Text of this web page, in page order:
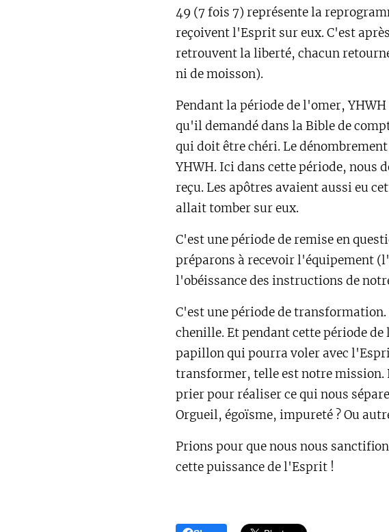
49 (7 fois 7) représente la
reçoivent l'Esprit sur eux. C'est
retrouvent la liberté, chacun
ni de moisson).
Pendant la période de l'omer,
qu'il demandé dans la Bible de
qui doit être chéri. Le
YHWH. Ici dans cette période, nous
reçu. Les apôtres avaient aussi eu
allait tomber sur eux.
C'est une période de remise en
préparons à recevoir l'équipement
l'obéissance des instructions de
C'est une période de transformation.
chenille. Et pendant cette période
papillon qui pourra voler avec
transformer, telle est notre mission.
prier pour réaliser ce qui nous
Orgueil, égoïsme, impureté ? Ou
Prions pour que nous nous
cette puissance de l'Esprit !